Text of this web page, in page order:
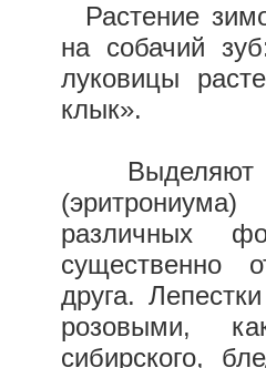
Растение
на собачий
луковицы
клык».
различных
существенно
друга.
розовыми,
сибирского,